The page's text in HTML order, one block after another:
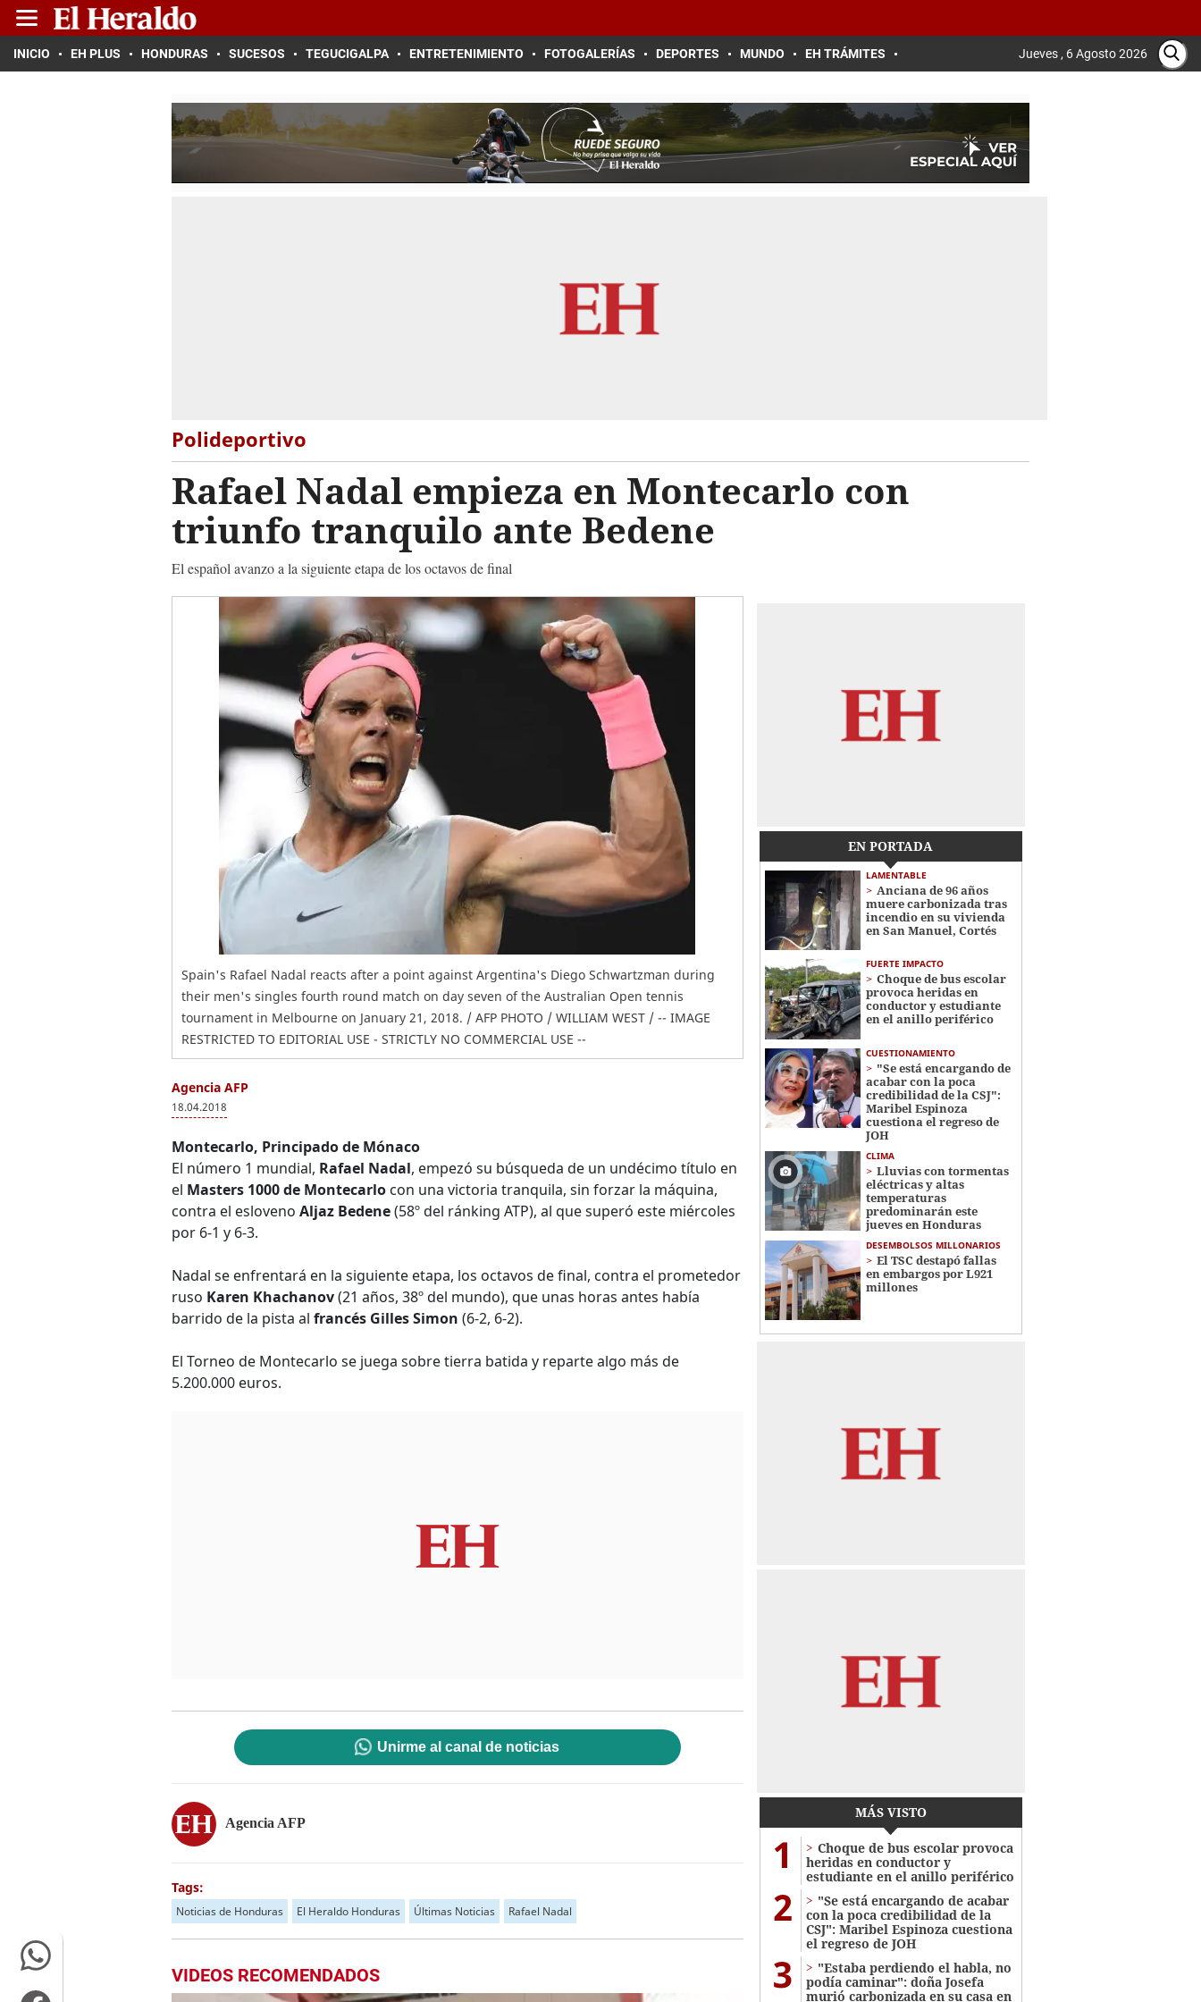
INICIO EH PLUS HONDURAS SUCESOS TEGUCIGALPA ENTRETENIMIENTO FOTOGALERÍAS DEPORTES MUNDO EH TRÁMITES Jueves , 6 Agosto 2026
Polideportivo
Rafael Nadal empieza en Montecarlo con
triunfo tranquilo ante Bedene
El español avanzo a la siguiente etapa de los octavos de final
Spain's Rafael Nadal reacts after a point against Argentina's Diego Schwartzman during
their men's singles fourth round match on day seven of the Australian Open tennis
tournament in Melbourne on January 21, 2018. / AFP PHOTO / WILLIAM WEST / -- IMAGE
RESTRICTED TO EDITORIAL USE - STRICTLY NO COMMERCIAL USE --
Agencia AFP
18.04.2018
Montecarlo, Principado de Mónaco
El número 1 mundial, Rafael Nadal, empezó su búsqueda de un undécimo título en
el Masters 1000 de Montecarlo con una victoria tranquila, sin forzar la máquina,
contra el esloveno Aljaz Bedene(58º del ránking ATP), al que superó este miércoles
por 6-1 y 6-3.
Nadal se enfrentará en la siguiente etapa, los octavos de final, contra el prometedor
ruso Karen Khachanov(21 años, 38º del mundo), que unas horas antes había
barrido de la pista al francés Gilles Simon (6-2, 6-2).
El Torneo de Montecarlo se juega sobre tierra batida y reparte algo más de
5.200.000 euros.
Unirme al canal de noticias
Agencia AFP
Tags:
Noticias de Honduras El Heraldo Honduras Últimas Noticias Rafael Nadal
VIDEOS RECOMENDADOS
EN PORTADA
LAMENTABLE
Anciana de 96 años
muere carbonizada tras
incendio en su vivienda
en San Manuel, Cortés
FUERTE IMPACTO
Choque de bus escolar
provoca heridas en
conductor y estudiante
en el anillo periférico
CUESTIONAMIENTO
"Se está encargando de
acabar con la poca
credibilidad de la CSJ":
Maribel Espinoza
cuestiona el regreso de
JOH
CLIMA
Lluvias con tormentas
eléctricas y altas
temperaturas
predominarán este
jueves en Honduras
DESEMBOLSOS MILLONARIOS
El TSC destapó fallas
en embargos por L921
millones
MÁS VISTO
1
Choque de bus escolar provoca
heridas en conductor y
estudiante en el anillo periférico
2
"Se está encargando de acabar
con la poca credibilidad de la
CSJ": Maribel Espinoza cuestiona
el regreso de JOH
3
"Estaba perdiendo el habla, no
podía caminar": doña Josefa
murió carbonizada en su casa en